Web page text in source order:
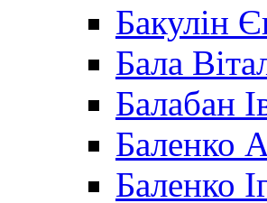
Бакулін
Бала
Балабан
Баленко
Баленко